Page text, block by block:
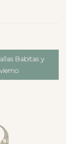
Babitas y